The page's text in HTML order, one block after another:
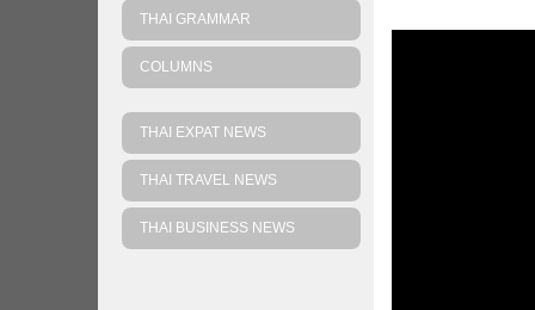
THAI GRAMMAR
COLUMNS
THAI EXPAT NEWS
THAI TRAVEL NEWS
THAI BUSINESS NEWS